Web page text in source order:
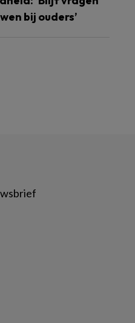
bij ouders’